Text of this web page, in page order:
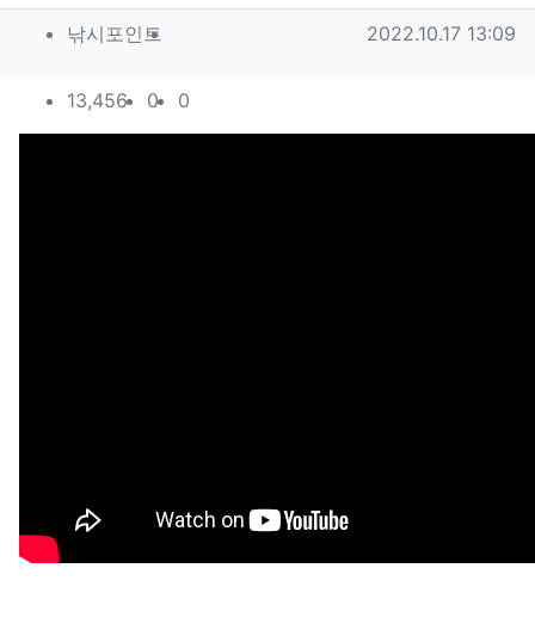
작성자 정보
낚시포인트 작성일
2022.10.17 13:09
컨텐츠 정보
13,456조회
0추천
0